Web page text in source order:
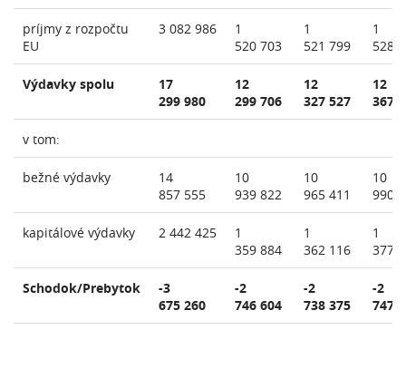
príjmy z rozpočtu
EU
3 082 986
1
520 703
1
521 799
1
528
Výdavky spolu
17
299 980
12
299 706
12
327 527
12
367
v tom:
bežné výdavky
14
857 555
10
939 822
10
965 411
10
990
kapitálové výdavky 2 442 425
1
359 884
1
362 116
1
377
Schodok/Prebytok
-3
675 260
-2
746 604
-2
738 375
-2
747